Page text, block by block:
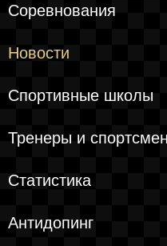
Соревнования
Новости
Спортивные школы
Тренеры и
Статистика
Антидопинг